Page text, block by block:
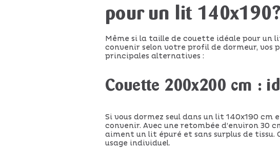
pour un lit 140x190?
Même si la taille de couette idéale pour un
convenir selon votre profil de dormeur, vos
principales alternatives :
Couette 200x200 cm :
Si vous dormez seul dans un lit 140x190
convenir. Avec une retombée d’environ 30
aiment un lit épuré et sans surplus de
usage individuel.